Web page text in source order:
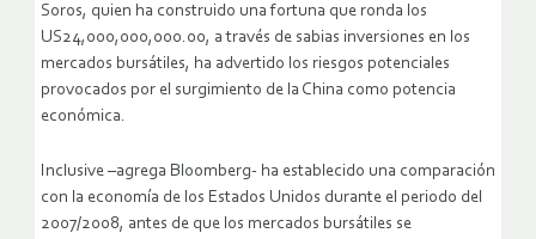
Soros, quien ha construido una fortuna que ronda los
US24,000,000,000.00, a través de sabias inversiones en los
mercados bursátiles, ha advertido los riesgos potenciales
provocados por el surgimiento de la China como potencia
económica.
Inclusive –agrega Bloomberg- ha establecido una comparación
con la economía de los Estados Unidos durante el periodo del
2007/2008, antes de que los mercados bursátiles se